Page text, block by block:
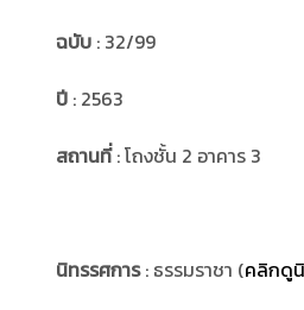
ฉบับ : 32/99
ปี : 2563
สถานที่: โถงชั้น 2 อาคาร 3
นิทรรศการ: ธรรมราชา (คลิกดู